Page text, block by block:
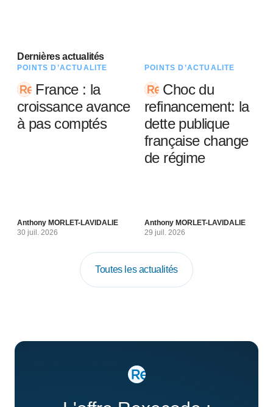
Dernières actualités
POINTS D’ACTUALITÉ
France : la
croissance avance
à pas comptés
Anthony MORLET-LAVIDALIE
30 juil. 2026
POINTS D’ACTUALITÉ
Choc du
refinancement: la
dette publique
française change
de régime
Anthony MORLET-LAVIDALIE
29 juil. 2026
Toutes les actualités